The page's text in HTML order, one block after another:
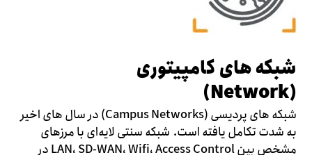
شبکه های کامپیتوری
(Network)
شبکه های پردیسی (Campus Networks) در سال های اخیر
به شدت تکامل یافته است. شبکه سنتی لایه‌ای با مرزهای
مشخص بین LAN، SD-WAN، Wifi، Access Control در